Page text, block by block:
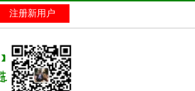
注册新用户